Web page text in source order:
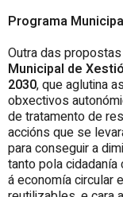
Programa
Outra das
Municipal de
2030, que aglutina
obxectivos
de tratamento de
accións que se
para conseguir a
tanto pola
á economía circular